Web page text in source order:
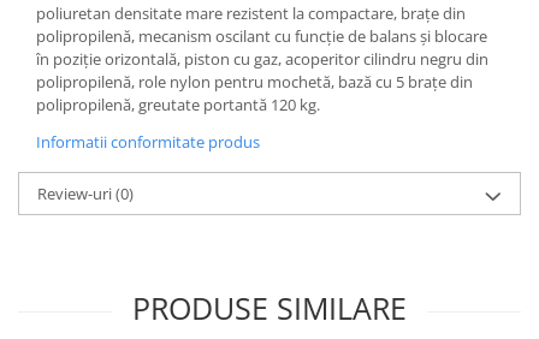
TEXTMARKERE
CREIOANE MECANICE & REZERVE
CREIOANE CLASICE & ASCUTITORI
INSTRUMENTE PENTRU
COMUNICARE & PREZENTARE
poliuretan densitate mare rezistent la compactare, brațe din
polipropilenă, mecanism oscilant cu funcție de balans și blocare
în poziție orizontală, piston cu gaz, acoperitor cilindru negru din
polipropilenă, role nylon pentru mochetă, bază cu 5 brațe din
polipropilenă, greutate portantă 120 kg.
Informatii conformitate produs
Review-uri(0)
PRODUSE SIMILARE